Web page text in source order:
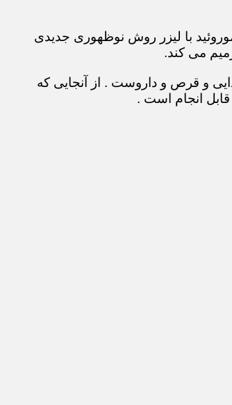
با لیزر روش نوظهوری جدیدی
می کند.
و قرص و داروست . از آنجایی که
انجام است .